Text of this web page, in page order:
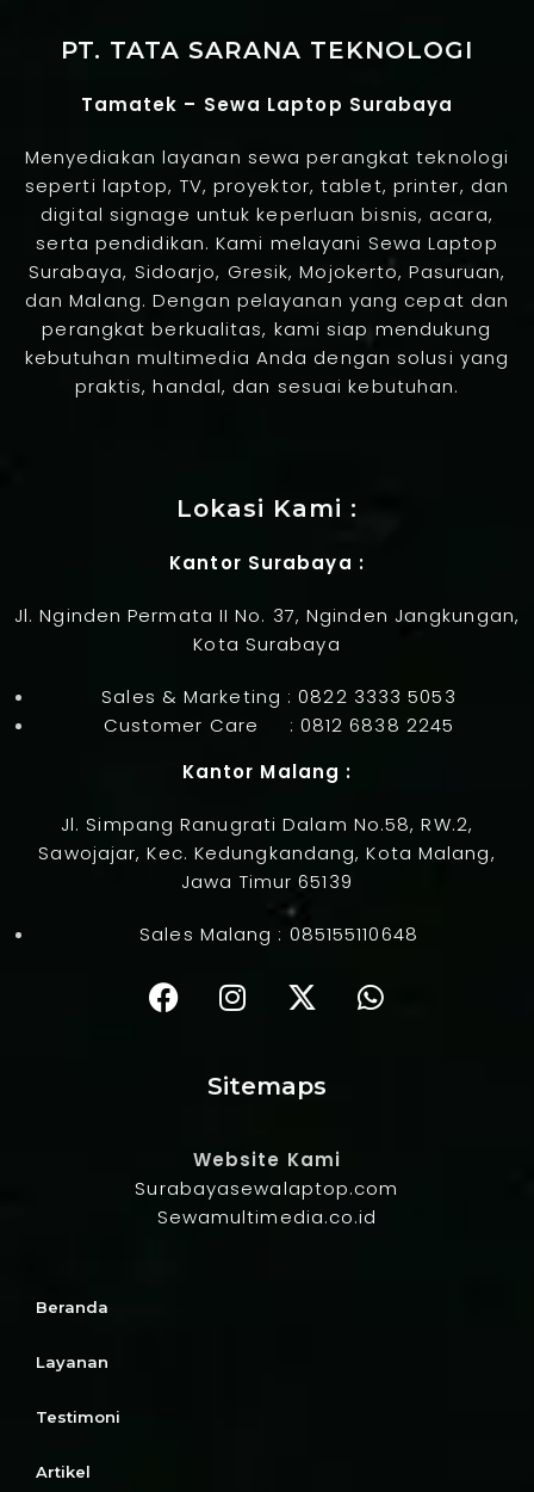
PT. TATA SARANA TEKNOLOGI
Tamatek – Sewa Laptop Surabaya
Menyediakan layanan sewa perangkat teknologi
seperti laptop, TV, proyektor, tablet, printer, dan
digital signage untuk keperluan bisnis, acara,
serta pendidikan. Kami melayani Sewa Laptop
Surabaya, Sidoarjo, Gresik, Mojokerto, Pasuruan,
dan Malang. Dengan pelayanan yang cepat dan
perangkat berkualitas, kami siap mendukung
kebutuhan multimedia Anda dengan solusi yang
praktis, handal, dan sesuai kebutuhan.
Lokasi Kami :
Kantor Surabaya :
Jl. Nginden Permata II No. 37, Nginden Jangkungan,
Kota Surabaya
Sales & Marketing :0822 3333 5053
Customer Care : 0812 6838 2245
Kantor Malang :
Jl. Simpang Ranugrati Dalam No.58, RW.2,
Sawojajar, Kec. Kedungkandang, Kota Malang,
Jawa Timur 65139
Sales Malang : 085155110648
Sitemaps
Website Kami
Surabayasewalaptop.com
Sewamultimedia.co.id
Beranda
Layanan
Testimoni
Artikel